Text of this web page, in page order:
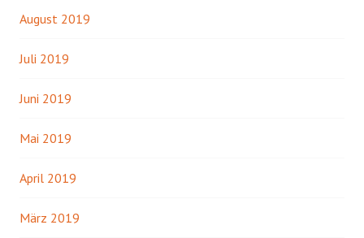
August 2019
Juli 2019
Juni 2019
Mai 2019
April 2019
März 2019